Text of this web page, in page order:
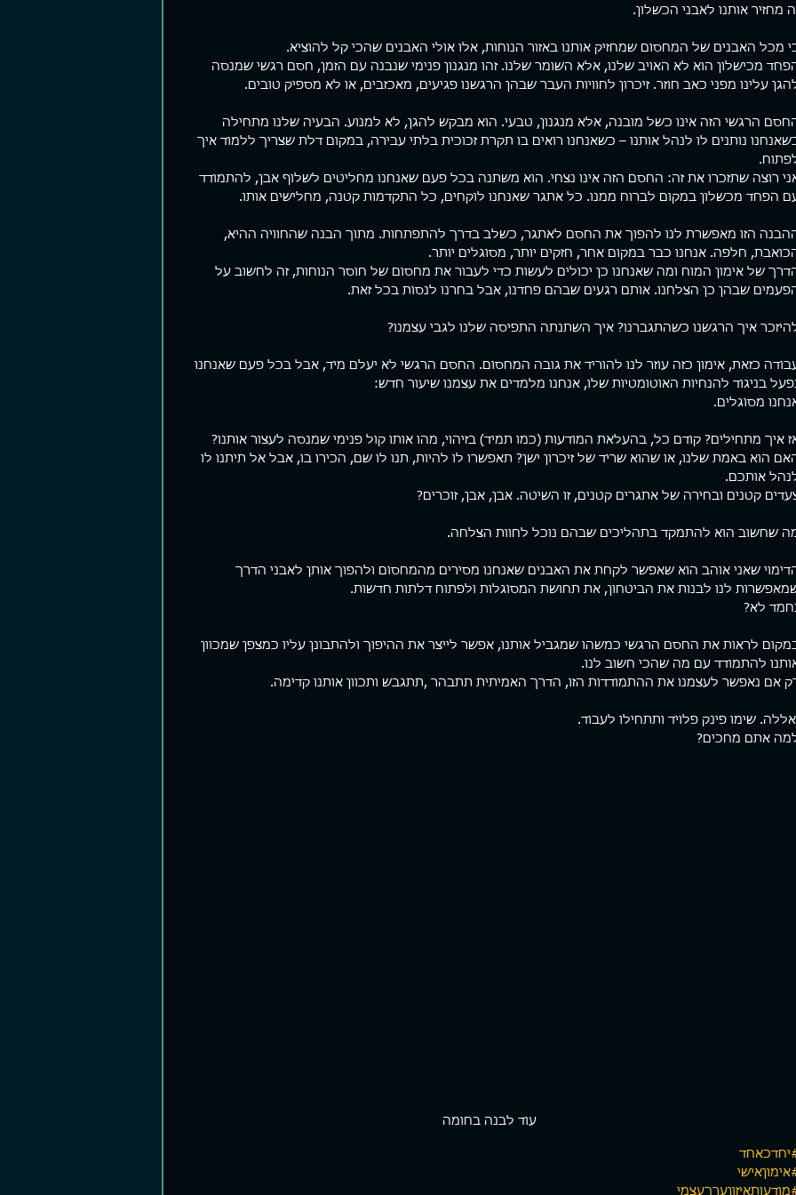
מחזיר אותנו לאבני הכשלון.
מכל האבנים של המחסום שמחזיק אותנו באזור הנוחות, אלו אולי האבנים שהכי קל להוציא.
מכישלון הוא לא האויב שלנו, אלא השומר שלנו. זהו מנגנון פנימי שנבנה עם הזמן, חסם רגשי שמנסה
עלינו מפני כאב חוזר. זיכרון לחוויות העבר שבהן הרגשנו פגיעים, מאכזבים, או לא מספיק טובים.
הרגשי הזה אינו כשל מובנה, אלא מנגנון, טבעי. הוא מבקש להגן, לא למנוע. הבעיה שלנו מתחילה
נותנים לו לנהל אותנו – כשאנחנו רואים בו תקרת זכוכית בלתי עבירה, במקום דלת שצריך ללמוד איך
רוצה שתזכרו את זה: החסם הזה אינו נצחי. הוא משתנה בכל פעם שאנחנו מחליטים לשלוף אבן, להתמודד
הפחד מכשלון במקום לברוח ממנו. כל אתגר שאנחנו לוקחים, כל התקדמות קטנה, מחלישים אותו.
הזו מאפשרת לנו להפוך את החסם לאתגר, כשלב בדרך להתפתחות. מתוך הבנה שהחוויה ההיא,
חלפה. אנחנו כבר במקום אחר, חזקים יותר, מסוגלים יותר.
של אימון המוח ומה שאנחנו כן יכולים לעשות כדי לעבור את מחסום של חוסר הנוחות, זה לחשוב על
שבהן כן הצלחנו. אותם רגעים שבהם פחדנו, אבל בחרנו לנסות בכל זאת.
איך הרגשנו כשהתגברנו? איך השתנתה התפיסה שלנו לגבי עצמנו?
כזאת, אימון כזה עוזר לנו להוריד את גובה המחסום. החסם הרגשי לא יעלם מיד, אבל בכל פעם שאנחנו
בניגוד להנחיות האוטומטיות שלו, אנחנו מלמדים את עצמנו שיעור חדש:
מסוגלים.
איך מתחילים? קודם כל, בהעלאת המודעות (כמו תמיד) בזיהוי, מהו אותו קול פנימי שמנסה לעצור אותנו?
הוא באמת שלנו, או שהוא שריד של זיכרון ישן? תאפשרו לו להיות, תנו לו שם, הכירו בו, אבל אל תיתנו לו
אותכם.
קטנים ובחירה של אתגרים קטנים, זו השיטה. אבן, אבן, זוכרים?
שחשוב הוא להתמקד בתהליכים שבהם נוכל לחוות הצלחה.
שאני אוהב הוא שאפשר לקחת את האבנים שאנחנו מסירים מהמחסום ולהפוך אותן לאבני הדרך
לנו לבנות את הביטחון, את תחושת המסוגלות ולפתוח דלתות חדשות.
לא?
לראות את החסם הרגשי כמשהו שמגביל אותנו, אפשר לייצר את ההיפוך ולהתבונן עליו כמצפן שמכוון
להתמודד עם מה שהכי חשוב לנו.
אם נאפשר לעצמנו את ההתמודדות הזו, הדרך האמיתית תתבהר ,תתגבש ותכוון אותנו קדימה.
שימו פינק פלויד ותתחילו לעבוד.
אתם מחכים?
עוד לבנה בחומה